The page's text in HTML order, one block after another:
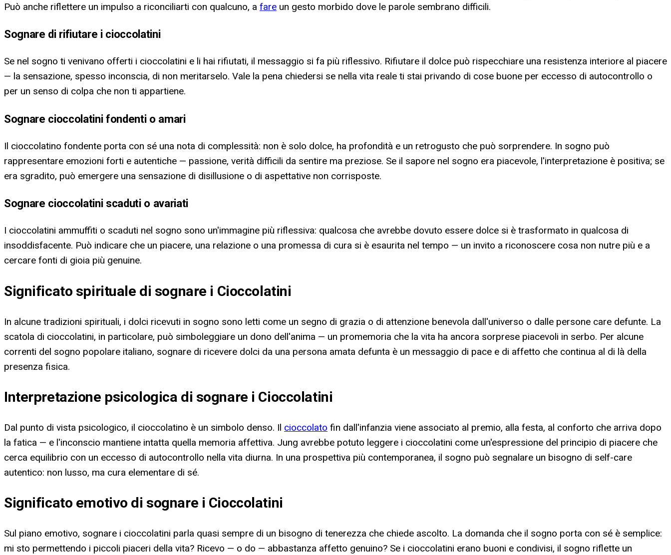
Può anche riflettere un impulso a riconciliarti con qualcuno, a fare un gesto morbido dove le parole sembrano difficili.
Sognare di rifiutare i cioccolatini
Se nel sogno ti venivano offerti i cioccolatini e li hai rifiutati, il messaggio si fa più riflessivo. Rifiutare il dolce può rispecchiare una resistenza interiore al piacere
— la sensazione, spesso inconscia, di non meritarselo. Vale la pena chiedersi se nella vita reale ti stai privando di cose buone per eccesso di autocontrollo o
per un senso di colpa che non ti appartiene.
Sognare cioccolatini fondenti o amari
Il cioccolatino fondente porta con sé una nota di complessità: non è solo dolce, ha profondità e un retrogusto che può sorprendere. In sogno può
rappresentare emozioni forti e autentiche — passione, verità difficili da sentire ma preziose. Se il sapore nel sogno era piacevole, l'interpretazione è positiva; se
era sgradito, può emergere una sensazione di disillusione o di aspettative non corrisposte.
Sognare cioccolatini scaduti o avariati
I cioccolatini ammuffiti o scaduti nel sogno sono un'immagine più riflessiva: qualcosa che avrebbe dovuto essere dolce si è trasformato in qualcosa di
insoddisfacente. Può indicare che un piacere, una relazione o una promessa di cura si è esaurita nel tempo — un invito a riconoscere cosa non nutre più e a
cercare fonti di gioia più genuine.
Significato spirituale di sognare i Cioccolatini
In alcune tradizioni spirituali, i dolci ricevuti in sogno sono letti come un segno di grazia o di attenzione benevola dall'universo o dalle persone care defunte. La
scatola di cioccolatini, in particolare, può simboleggiare un dono dell'anima — un promemoria che la vita ha ancora sorprese piacevoli in serbo. Per alcune
correnti del sogno popolare italiano, sognare di ricevere dolci da una persona amata defunta è un messaggio di pace e di affetto che continua al di là della
presenza fisica.
Interpretazione psicologica di sognare i Cioccolatini
Dal punto di vista psicologico, il cioccolatino è un simbolo denso. Il cioccolato fin dall'infanzia viene associato al premio, alla festa, al conforto che arriva dopo
la fatica — e l'inconscio mantiene intatta quella memoria affettiva. Jung avrebbe potuto leggere i cioccolatini come un'espressione del principio di piacere che
cerca equilibrio con un eccesso di autocontrollo nella vita diurna. In una prospettiva più contemporanea, il sogno può segnalare un bisogno di self-care
autentico: non lusso, ma cura elementare di sé.
Significato emotivo di sognare i Cioccolatini
Sul piano emotivo, sognare i cioccolatini parla quasi sempre di un bisogno di tenerezza che chiede ascolto. La domanda che il sogno porta con sé è semplice:
mi sto permettendo i piccoli piaceri della vita? Ricevo — o do — abbastanza affetto genuino? Se i cioccolatini erano buoni e condivisi, il sogno riflette un